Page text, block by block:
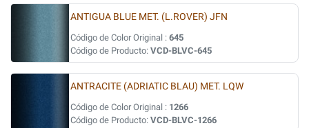
ANTIGUA BLUE MET. (L.ROVER) JFN
Código de Color Original : 645
Código de Producto: VCD-BLVC-645
ANTRACITE (ADRIATIC BLAU) MET. LQW
Código de Color Original : 1266
Código de Producto: VCD-BLVC-1266